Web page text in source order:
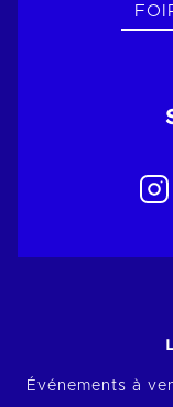
Événements à